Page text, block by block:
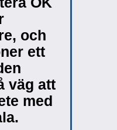
och
ett
väg att
med